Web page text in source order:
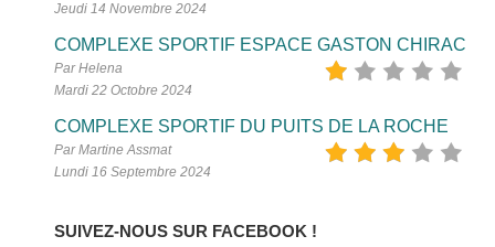
Jeudi 14 Novembre 2024
COMPLEXE SPORTIF ESPACE GASTON CHIRAC
Par Helena
Mardi 22 Octobre 2024
COMPLEXE SPORTIF DU PUITS DE LA ROCHE
Par Martine Assmat
Lundi 16 Septembre 2024
SUIVEZ-NOUS SUR FACEBOOK !